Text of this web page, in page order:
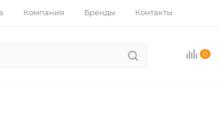
Компания Бренды Контакты
0